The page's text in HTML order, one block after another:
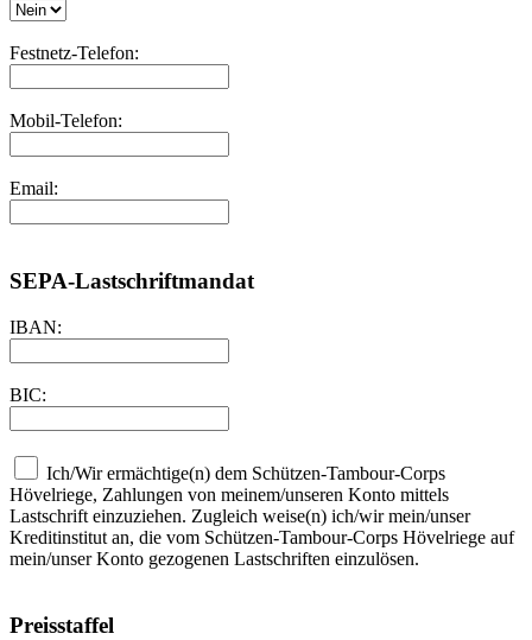
Festnetz-Telefon:
Mobil-Telefon:
Email:
SEPA-Lastschriftmandat
IBAN:
BIC:
Ich/Wir ermächtige(n) dem Schützen-Tambour-Corps
Hövelriege, Zahlungen von meinem/unseren Konto mittels
Lastschrift einzuziehen. Zugleich weise(n) ich/wir mein/unser
Kreditinstitut an, die vom Schützen-Tambour-Corps Hövelriege auf
mein/unser Konto gezogenen Lastschriften einzulösen.
Preisstaffel